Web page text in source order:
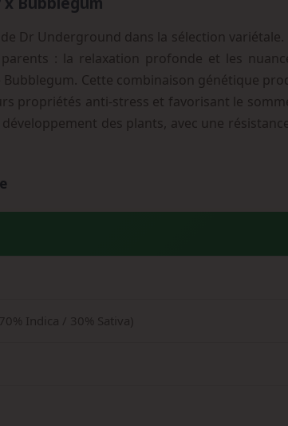
Dr Underground dans la sélection variétale.
: la relaxation profonde et les
Cette combinaison génétique
propriétés anti-stress et favorisant le
des plants, avec une
Indica / 30% Sativa)